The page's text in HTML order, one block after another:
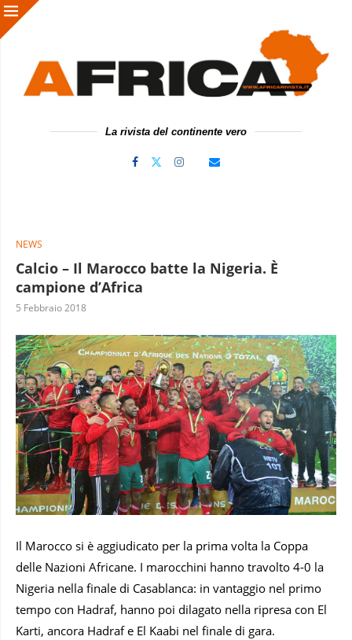
La rivista del continente vero
NEWS
Calcio – Il Marocco batte la Nigeria. È
campione d’Africa
5 Febbraio 2018
Il Marocco si è aggiudicato per la prima volta la Coppa
delle Nazioni Africane. I marocchini hanno travolto 4-0 la
Nigeria nella finale di Casablanca: in vantaggio nel primo
tempo con Hadraf, hanno poi dilagato nella ripresa con El
Karti, ancora Hadraf e El Kaabi nel finale di gara.